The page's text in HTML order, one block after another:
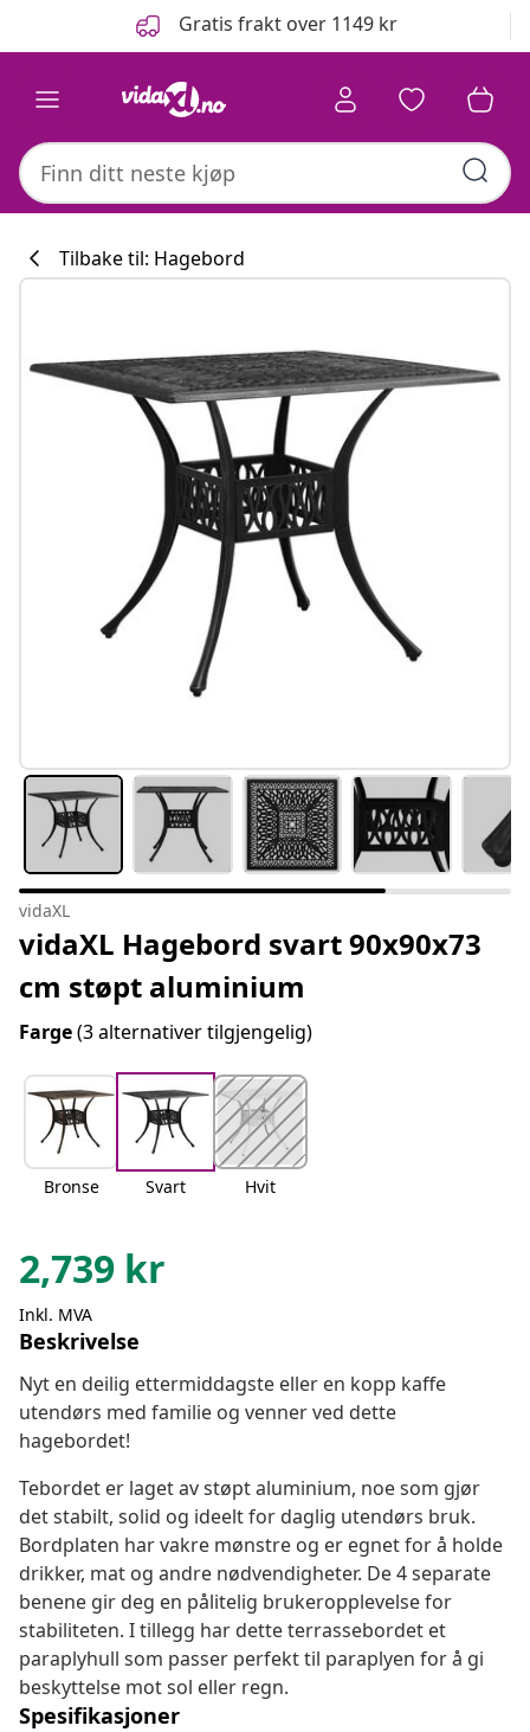
Gratis frakt over 1149 kr
Tilbake til: Hagebord
vidaXL
vidaXL Hagebord svart 90x90x73
cm støpt aluminium
Farge(3 alternativer tilgjengelig)
Bronse Svart Hvit
2,739 kr
Inkl. MVA
Beskrivelse
Nyt en deilig ettermiddagste eller en kopp kaffe
utendørs med familie og venner ved dette
hagebordet!
Tebordet er laget av støpt aluminium, noe som gjør
det stabilt, solid og ideelt for daglig utendørs bruk.
Bordplaten har vakre mønstre og er egnet for å holde
drikker, mat og andre nødvendigheter. De 4 separate
benene gir deg en pålitelig brukeropplevelse for
stabiliteten. I tillegg har dette terrassebordet et
paraplyhull som passer perfekt til paraplyen for å gi
beskyttelse mot sol eller regn.
Spesifikasjoner